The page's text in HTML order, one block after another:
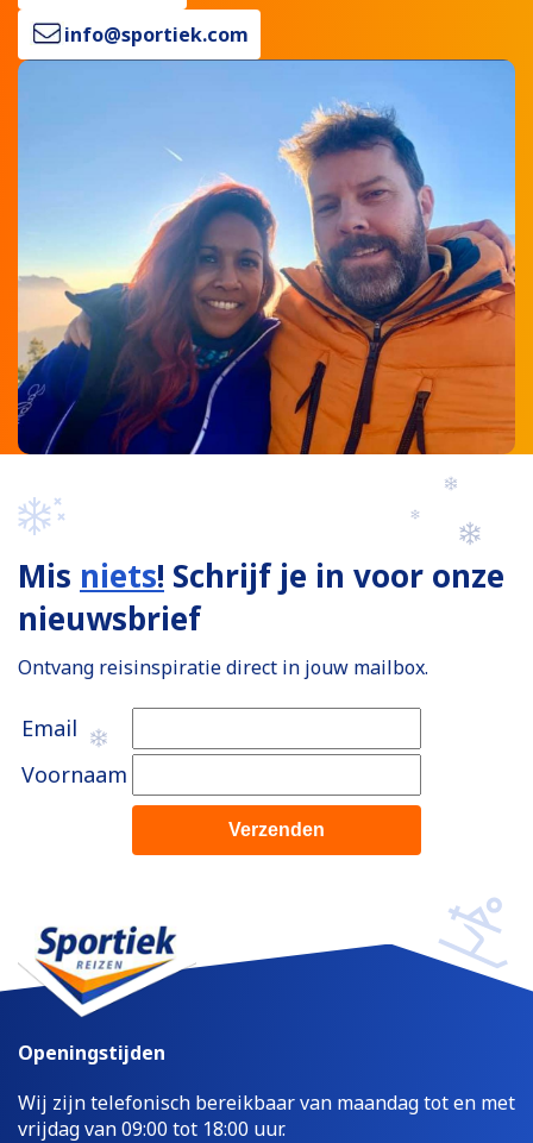
info@sportiek.com
Mis niets! Schrijf je in voor onze
nieuwsbrief
Ontvang reisinspiratie direct in jouw mailbox.
Email
Voornaam
Openingstijden
Wij zijn telefonisch bereikbaar van maandag tot en met
vrijdag van 09:00 tot 18:00 uur.